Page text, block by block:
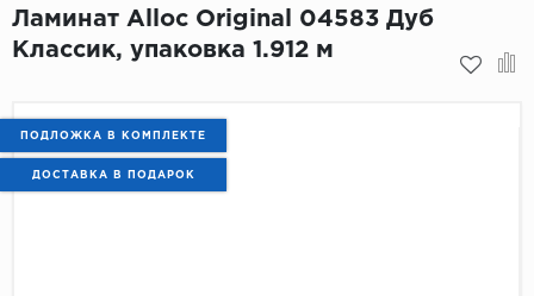
Alpine Floor
Кварц-винил
Инженерный паркет елка
Ламинат Alloc Original 04583 Дуб
Классик, упаковка 1.912 м
ПОДЛОЖКА В КОМПЛЕКТЕ
ДОСТАВКА В ПОДАРОК